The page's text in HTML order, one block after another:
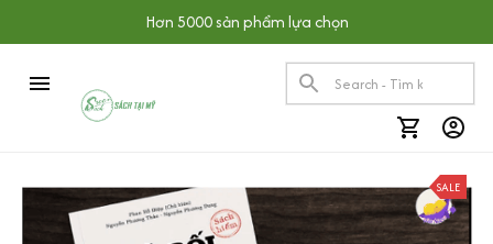
Hơn 5000 sản phẩm lựa chọn
SALE